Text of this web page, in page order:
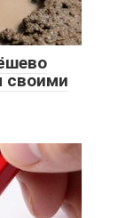
своими